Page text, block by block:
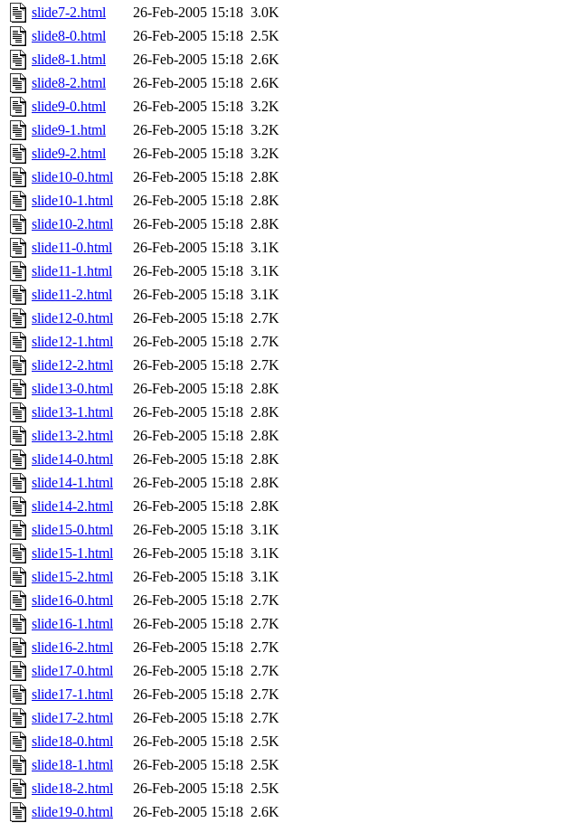
slide7-2.html
26-Feb-2005 15:18 3.0K
slide8-0.html
26-Feb-2005 15:18 2.5K
slide8-1.html
26-Feb-2005 15:18 2.6K
slide8-2.html
26-Feb-2005 15:18 2.6K
slide9-0.html
26-Feb-2005 15:18 3.2K
slide9-1.html
26-Feb-2005 15:18 3.2K
slide9-2.html
26-Feb-2005 15:18 3.2K
slide10-0.html
26-Feb-2005 15:18 2.8K
slide10-1.html
26-Feb-2005 15:18 2.8K
slide10-2.html
26-Feb-2005 15:18 2.8K
slide11-0.html
26-Feb-2005 15:18 3.1K
slide11-1.html
26-Feb-2005 15:18 3.1K
slide11-2.html
26-Feb-2005 15:18 3.1K
slide12-0.html
26-Feb-2005 15:18 2.7K
slide12-1.html
26-Feb-2005 15:18 2.7K
slide12-2.html
26-Feb-2005 15:18 2.7K
slide13-0.html
26-Feb-2005 15:18 2.8K
slide13-1.html
26-Feb-2005 15:18 2.8K
slide13-2.html
26-Feb-2005 15:18 2.8K
slide14-0.html
26-Feb-2005 15:18 2.8K
slide14-1.html
26-Feb-2005 15:18 2.8K
slide14-2.html
26-Feb-2005 15:18 2.8K
slide15-0.html
26-Feb-2005 15:18 3.1K
slide15-1.html
26-Feb-2005 15:18 3.1K
slide15-2.html
26-Feb-2005 15:18 3.1K
slide16-0.html
26-Feb-2005 15:18 2.7K
slide16-1.html
26-Feb-2005 15:18 2.7K
slide16-2.html
26-Feb-2005 15:18 2.7K
slide17-0.html
26-Feb-2005 15:18 2.7K
slide17-1.html
26-Feb-2005 15:18 2.7K
slide17-2.html
26-Feb-2005 15:18 2.7K
slide18-0.html
26-Feb-2005 15:18 2.5K
slide18-1.html
26-Feb-2005 15:18 2.5K
slide18-2.html
26-Feb-2005 15:18 2.5K
slide19-0.html
26-Feb-2005 15:18 2.6K